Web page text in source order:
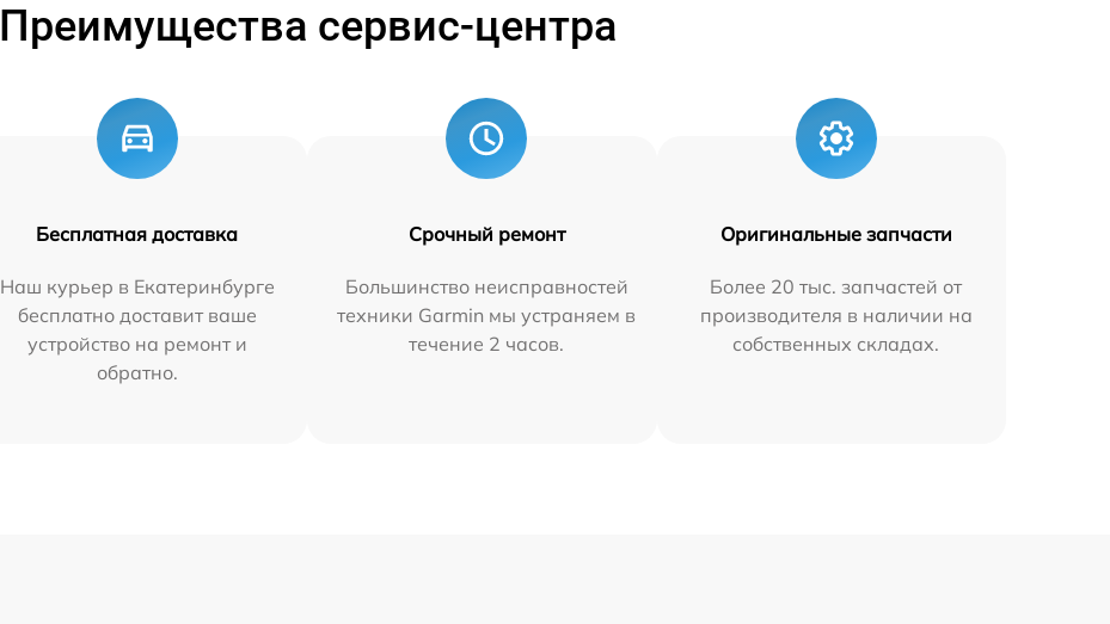
Преимущества сервис-центра
Бесплатная доставка
Наш курьер в Екатеринбурге
бесплатно доставит ваше
устройство на ремонт и
обратно.
Срочный ремонт
Большинство неисправностей
техники Garmin мы устраняем в
течение 2 часов.
Оригинальные запчасти
Более 20 тыс. запчастей от
производителя в наличии на
собственных складах.